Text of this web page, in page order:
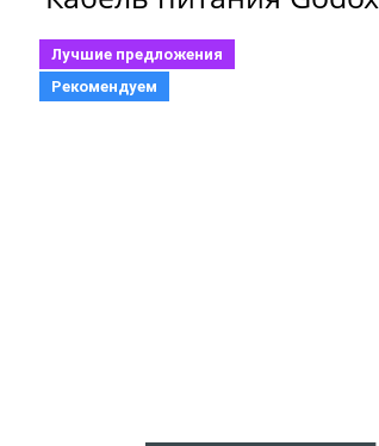
Лучшие предложения
Рекомендуем